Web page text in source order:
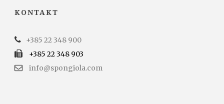
KONTAKT
+385 22 348 900
+385 22 348 903
info@spongiola.com